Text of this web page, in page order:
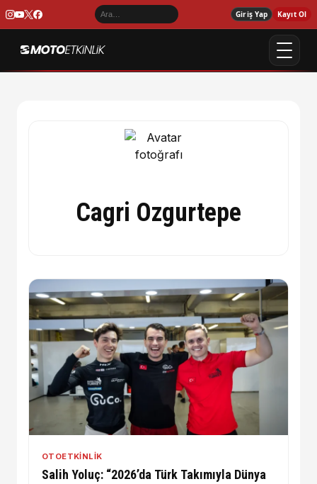
Giriş Yap Kayıt Ol
Cagri Ozgurtepe
OTOETKINLIK
Salih Yoluç: “2026’da Türk Takımıyla Dünya